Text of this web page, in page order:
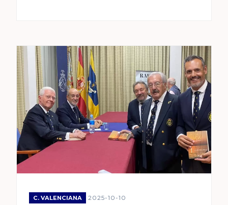
C. VALENCIANA 2025-10-10